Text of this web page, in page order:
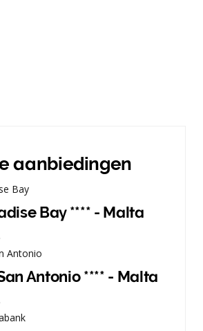
aanbiedingen
Bay **** - Malta
Antonio **** - Malta